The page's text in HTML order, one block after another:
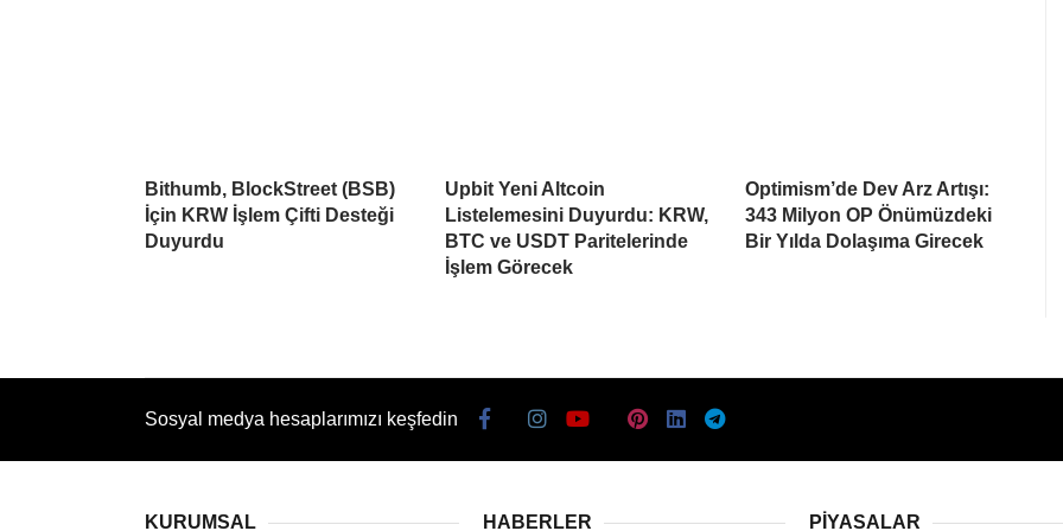
Bithumb, BlockStreet (BSB)
İçin KRW İşlem Çifti Desteği
Duyurdu
Upbit Yeni Altcoin
Listelemesini Duyurdu: KRW,
BTC ve USDT Paritelerinde
İşlem Görecek
Optimism’de Dev Arz Artışı:
343 Milyon OP Önümüzdeki
Bir Yılda Dolaşıma Girecek
Sosyal medya hesaplarımızı keşfedin
KURUMSAL HABERLER PIYASALAR